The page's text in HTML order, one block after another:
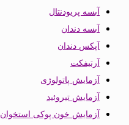
آبسه پریودنتال
آبسه دندان
آپکس دندان
آرتیفکت
آزمایش پاتولوژی
آزمایش تیروئید
آزمایش خون پوکی استخوان